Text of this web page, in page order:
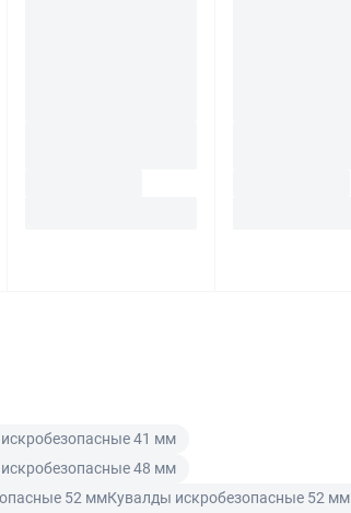
41 мм
48 мм
52 ммКувалды искробезопасные 52 мм